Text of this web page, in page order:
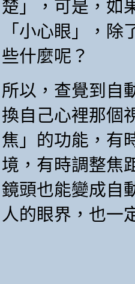
楚」，可是，如
「小心眼」，
些什麼呢？
所以，查覺到自
換自己心裡那個
焦」的功能，有
境，有時調整焦
鏡頭也能變成自
人的眼界，也一